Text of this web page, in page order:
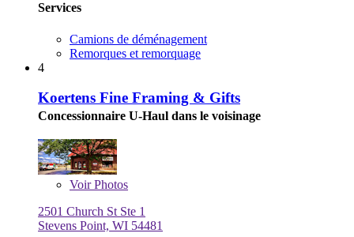
Services
Camions de déménagement
Remorques et remorquage
4
Koertens Fine Framing & Gifts
Concessionnaire U-Haul dans le voisinage
VoirPhotos
2501 Church St Ste 1
Stevens Point, WI 54481